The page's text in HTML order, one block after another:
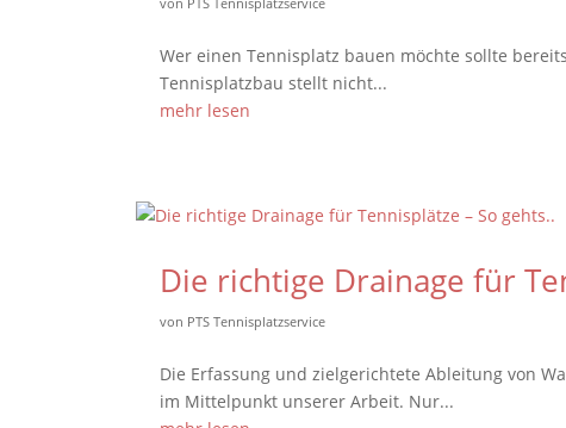
Wer einen Tennisplatz bauen möchte sollte
Tennisplatzbau stellt nicht...
mehr lesen
Die richtige Drainage für
von PTS Tennisplatzservice
Die Erfassung und zielgerichtete Ableitung von
im Mittelpunkt unserer Arbeit. Nur...